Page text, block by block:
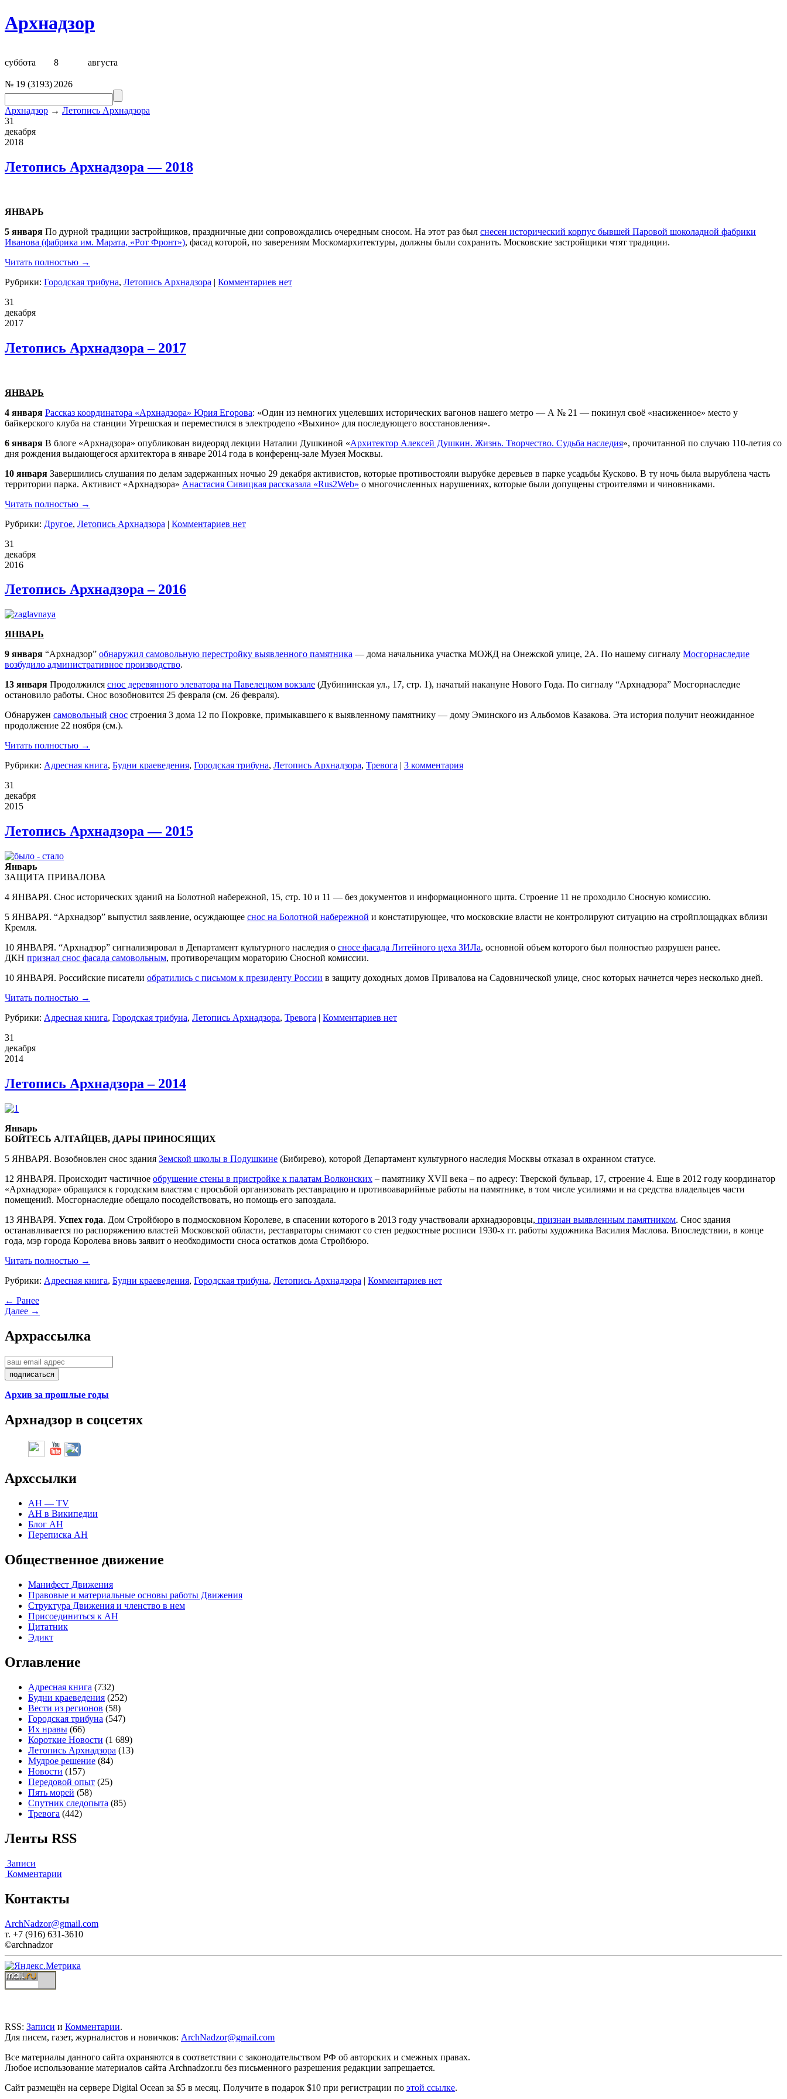
Архнадзор
суббота 8 августа
№ 19 (3193) 2026
Архнадзор → Летопись Архнадзора
31
декабря
2018
Летопись Архнадзора — 2018
ЯНВАРЬ
5 января По дурной традиции застройщиков, праздничные дни сопровождались очередным сносом. На этот раз был снесен исторический корпус бывшей Паровой шоколадной фабрики
Иванова (фабрика им. Марата, «Рот Фронт»), фасад которой, по заверениям Москомархитектуры, должны были сохранить. Московские застройщики чтят традиции.
Читать полностью →
Рубрики: Городская трибуна, Летопись Архнадзора | Комментариев нет
31
декабря
2017
Летопись Архнадзора – 2017
ЯНВАРЬ
4 января Рассказ координатора «Архнадзора» Юрия Егорова: «Один из немногих уцелевших исторических вагонов нашего метро — А № 21 — покинул своё «насиженное» место у
байкерского клуба на станции Угрешская и переместился в электродепо «Выхино» для последующего восстановления».
6 января В блоге «Архнадзора» опубликован видеоряд лекции Наталии Душкиной «Архитектор Алексей Душкин. Жизнь. Творчество. Судьба наследия», прочитанной по случаю 110-летия со
дня рождения выдающегося архитектора в январе 2014 года в конференц-зале Музея Москвы.
10 января Завершились слушания по делам задержанных ночью 29 декабря активистов, которые противостояли вырубке деревьев в парке усадьбы Кусково. В ту ночь была вырублена часть
территории парка. Активист «Архнадзора» Анастасия Сивицкая рассказала «Rus2Web» о многочисленных нарушениях, которые были допущены строителями и чиновниками.
Читать полностью →
Рубрики: Другое, Летопись Архнадзора | Комментариев нет
31
декабря
2016
Летопись Архнадзора – 2016
ЯНВАРЬ
9 января “Архнадзор” обнаружил самовольную перестройку выявленного памятника — дома начальника участка МОЖД на Онежской улице, 2А. По нашему сигналу Мосгорнаследие
возбудило административное производство.
13 января Продолжился снос деревянного элеватора на Павелецком вокзале (Дубининская ул., 17, стр. 1), начатый накануне Нового Года. По сигналу “Архнадзора” Мосгорнаследие
остановило работы. Снос возобновится 25 февраля (см. 26 февраля).
Обнаружен самовольный снос строения 3 дома 12 по Покровке, примыкавшего к выявленному памятнику — дому Эминского из Альбомов Казакова. Эта история получит неожиданное
продолжение 22 ноября (см.).
Читать полностью →
Рубрики: Адресная книга, Будни краеведения, Городская трибуна, Летопись Архнадзора, Тревога | 3 комментария
31
декабря
2015
Летопись Архнадзора — 2015
Январь
ЗАЩИТА ПРИВАЛОВА
4 ЯНВАРЯ. Снос исторических зданий на Болотной набережной, 15, стр. 10 и 11 — без документов и информационного щита. Строение 11 не проходило Сносную комиссию.
5 ЯНВАРЯ. “Архнадзор” выпустил заявление, осуждающее снос на Болотной набережной и констатирующее, что московские власти не контролируют ситуацию на стройплощадках вблизи
Кремля.
10 ЯНВАРЯ. “Архнадзор” сигнализировал в Департамент культурного наследия о сносе фасада Литейного цеха ЗИЛа, основной объем которого был полностью разрушен ранее.
ДКН признал снос фасада самовольным, противоречащим мораторию Сносной комиссии.
10 ЯНВАРЯ. Российские писатели обратились с письмом к президенту России в защиту доходных домов Привалова на Садовнической улице, снос которых начнется через несколько дней.
Читать полностью →
Рубрики: Адресная книга, Городская трибуна, Летопись Архнадзора, Тревога | Комментариев нет
31
декабря
2014
Летопись Архнадзора – 2014
Январь
БОЙТЕСЬ АЛТАЙЦЕВ, ДАРЫ ПРИНОСЯЩИХ
5 ЯНВАРЯ. Возобновлен снос здания Земской школы в Подушкине (Бибирево), которой Департамент культурного наследия Москвы отказал в охранном статусе.
12 ЯНВАРЯ. Происходит частичное обрушение стены в пристройке к палатам Волконских – памятнику XVII века – по адресу: Тверской бульвар, 17, строение 4. Еще в 2012 году координатор
«Архнадзора» обращался к городским властям с просьбой организовать реставрацию и противоаварийные работы на памятнике, в том числе усилиями и на средства владельцев части
помещений. Мосгорнаследие обещало посодействовать, но помощь его запоздала.
13 ЯНВАРЯ. Успех года. Дом Стройбюро в подмосковном Королеве, в спасении которого в 2013 году участвовали архнадзоровцы, признан выявленным памятником. Снос здания
останавливается по распоряжению властей Московской области, реставраторы снимают со стен редкостные росписи 1930-х гг. работы художника Василия Маслова. Впоследствии, в конце
года, мэр города Королева вновь заявит о необходимости сноса остатков дома Стройбюро.
Читать полностью →
Рубрики: Адресная книга, Будни краеведения, Городская трибуна, Летопись Архнадзора | Комментариев нет
← Ранее
Далее →
Архрассылка
Архив за прошлые годы
Архнадзор в соцсетях
Архссылки
АН — TV
АН в Википедии
Блог АН
Переписка АН
Общественное движение
Манифест Движения
Правовые и материальные основы работы Движения
Структура Движения и членство в нем
Присоединиться к АН
Цитатник
Эдикт
Оглавление
Адресная книга (732)
Будни краеведения (252)
Вести из регионов (58)
Городская трибуна (547)
Их нравы (66)
Короткие Новости (1 689)
Летопись Архнадзора (13)
Мудрое решение (84)
Новости (157)
Передовой опыт (25)
Пять морей (58)
Спутник следопыта (85)
Тревога (442)
Ленты RSS
Записи
Комментарии
Контакты
ArchNadzor@gmail.com
т. +7 (916) 631-3610
©archnadzor
RSS: Записи и Комментарии.
Для писем, газет, журналистов и новичков: ArchNadzor@gmail.com
Все материалы данного сайта охраняются в соответствии с законодательством РФ об авторских и смежных правах.
Любое использование материалов сайта Archnadzor.ru без письменного разрешения редакции запрещается.
Сайт размещён на сервере Digital Ocean за $5 в месяц. Получите в подарок $10 при регистрации по этой ссылке.